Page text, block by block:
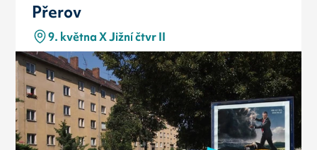
Přerov
9. května X Jižní čtvr II